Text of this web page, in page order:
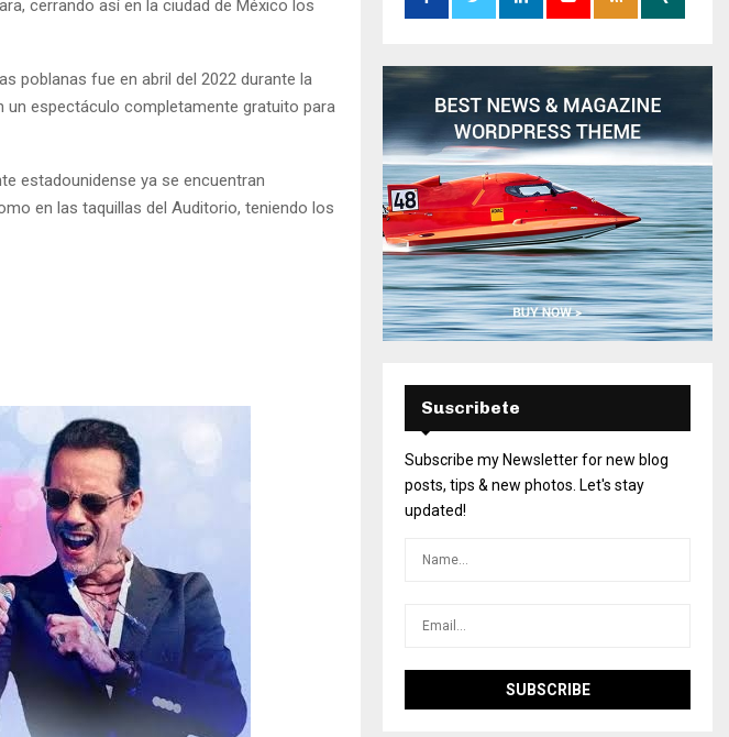
cerrando así en la ciudad de México los
poblanas fue en abril del 2022 durante la
un espectáculo completamente gratuito para
estadounidense ya se encuentran
en las taquillas del Auditorio, teniendo los
:
Suscribete
Subscribe my Newsletter for new blog
posts, tips & new photos. Let's stay
updated!